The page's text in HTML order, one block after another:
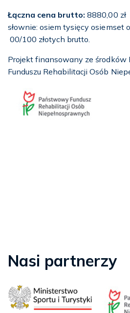
Łączna cena brutto: 8880,00 zł
słownie: osiem tysięcy osiemset
00/100 złotych brutto.
Projekt finansowany ze środków
Funduszu Rehabilitacji Osób
Nasi partnerzy